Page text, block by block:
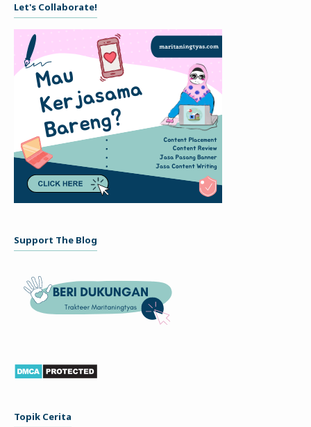
Let's Collaborate!
Support The Blog
Topik Cerita